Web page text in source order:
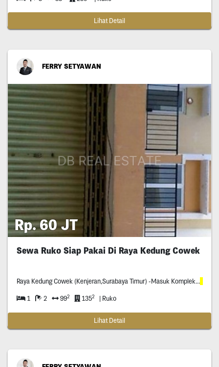
Lihat Detail
FERRY SETYAWAN
Rp. 60 JT
Sewa Ruko Siap Pakai Di Raya Kedung Cowek
Raya Kedung Cowek (Kenjeran,Surabaya Timur) -Masuk Kompleks
1 2 992 1352 | Ruko
Lihat Detail